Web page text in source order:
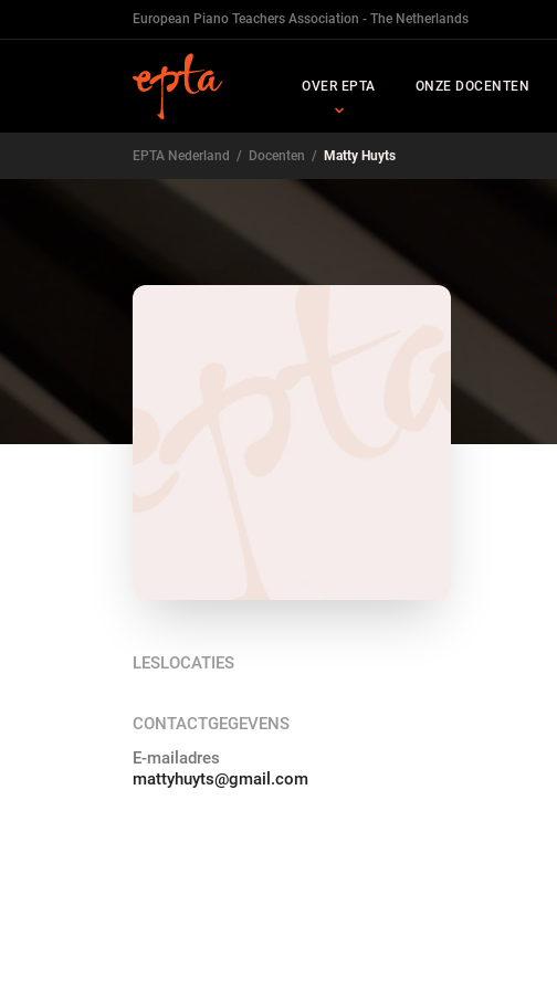
European Piano Teachers Association - The Netherlands
OVER EPTA ONZE DOCENTEN
EPTA Nederland / Docenten / Matty Huyts
LESLOCATIES
CONTACTGEGEVENS
E-mailadres
mattyhuyts@gmail.com